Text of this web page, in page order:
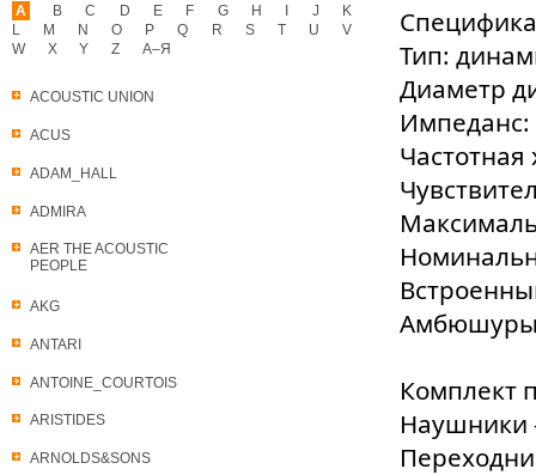
A
ACOUSTIC UNION
ACUS
ADAM_HALL
ADMIRA
AER THE ACOUSTIC
PEOPLE
AKG
ANTARI
ANTOINE_COURTOIS
ARISTIDES
ARNOLDS&SONS
B C D E F G H J
K
L
M N O P Q R S T U
V
W
X Y Z А–Я
Тип:
Диаметр
Частотная
Амбюшуры
Комплект
Наушники